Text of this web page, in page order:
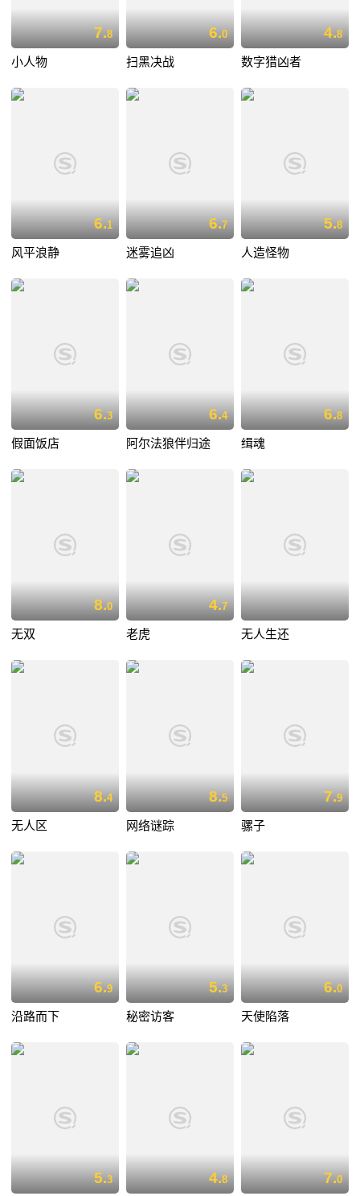
7.8
小人物
6.0
扫黑决战
4.8
数字猎凶者
6.1
风平浪静
6.7
迷雾追凶
5.8
人造怪物
6.3
假面饭店
6.4
阿尔法狼伴归途
6.8
缉魂
8.0
无双
4.7
老虎 无人生还
8.4
无人区
8.5
网络谜踪
7.9
骡子
6.9
沿路而下
5.3
秘密访客
6.0
天使陷落
5.3 4.8 7.0